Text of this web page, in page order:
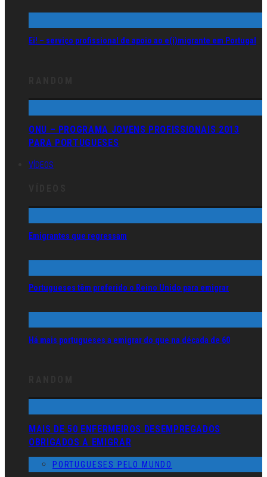
Ei! – serviço profissional de apoio ao e(i)migrante em Portugal
ONU – PROGRAMA JOVENS PROFISSIONAIS 2013
PARA PORTUGUESES
VÍDEOS
Emigrantes que regressam
Portugueses têm preferido o Reino Unido para emigrar
Há mais portugueses a emigrar do que na década de 60
MAIS DE 50 ENFERMEIROS DESEMPREGADOS
OBRIGADOS A EMIGRAR
PORTUGUESES PELO MUNDO